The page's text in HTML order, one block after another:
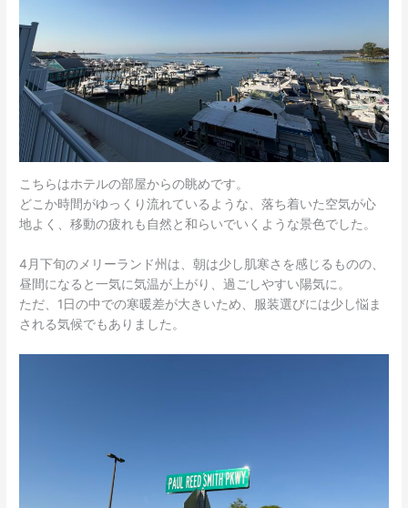
こちらはホテルの部屋からの眺めです。
どこか時間がゆっくり流れているような、落ち着いた空気が心
地よく、移動の疲れも自然と和らいでいくような景色でした。
4月下旬のメリーランド州は、朝は少し肌寒さを感じるものの、
昼間になると一気に気温が上がり、過ごしやすい陽気に。
ただ、1日の中での寒暖差が大きいため、服装選びには少し悩ま
される気候でもありました。